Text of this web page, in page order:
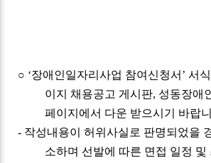
○ ‘장애인일자리사업 참여신청서 ’서
이지 채용공고 게시판, 성동장애
페이지에서 다운 받으시기 바랍
- 작성내용이 허위사실로 판명되었을
소하며 선발에 따른 면접 일정 및